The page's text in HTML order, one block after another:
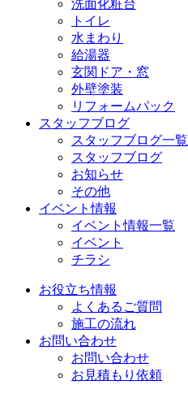
洗面化粧台
トイレ
水まわり
給湯器
玄関ドア・窓
外壁塗装
リフォームパック
スタッフブログ
スタッフブログ一覧
スタッフブログ
お知らせ
その他
イベント情報
イベント情報一覧
イベント
チラシ
お役立ち情報
よくあるご質問
施工の流れ
お問い合わせ
お問い合わせ
お見積もり依頼